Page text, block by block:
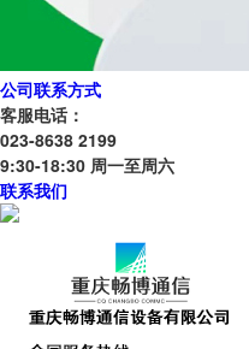
公司联系方式
客服电话：
023-8638 2199
9:30-18:30 周一至周六
联系我们